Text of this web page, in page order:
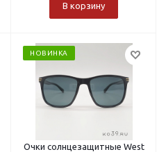
В корзину
НОВИНКА
Очки солнцезащитные West